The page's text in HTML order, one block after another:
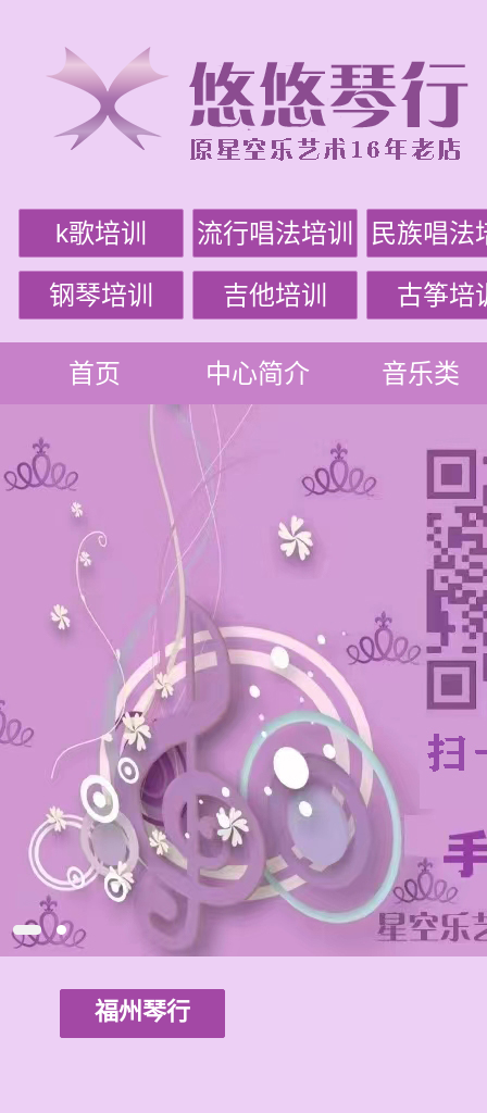
k歌培训 流行唱法培训 民族唱法
钢琴培训 吉他培训 古筝培
首页 中心简介 音乐类
福州琴行